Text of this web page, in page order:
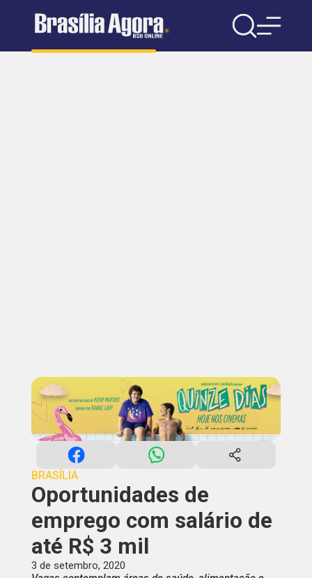
BRASÍLIA
Oportunidades de
emprego com salário de
até R$ 3 mil
3 de setembro, 2020